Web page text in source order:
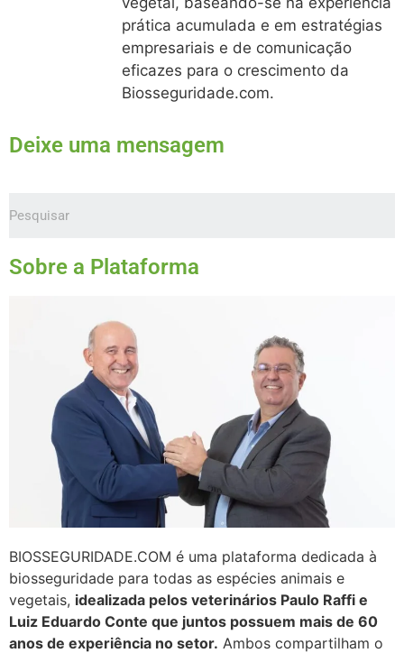
prática acumulada e em estratégias
empresariais e de comunicação
eficazes para o crescimento da
Biosseguridade.com.
Deixe uma mensagem
Sobre a Plataforma
BIOSSEGURIDADE.COM é uma plataforma dedicada à
biosseguridade para todas as espécies animais e
vegetais, idealizada pelos veterinários Paulo Raffi e
Luiz Eduardo Conte que juntos possuem mais de 60
anos de experiência no setor. Ambos compartilham o